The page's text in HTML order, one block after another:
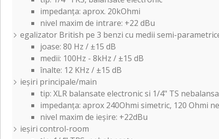
impedanța: aprox. 20kOhmi
nivel maxim de intrare: +22 dBu
egalizator British pe 3 benzi cu medii semi-
joase: 80 Hz / ±15 dB
medii: 100Hz - 8kHz / ±15 dB
înalte: 12 KHz / ±15 dB
ieșiri principale/main
tip: XLR balansate electronic si 1/4" TS
impedanța: aprox 240Ohmi simetric, 120 Ohmi
nivel maxim de ieșire: +22dBu
ieșiri control-room